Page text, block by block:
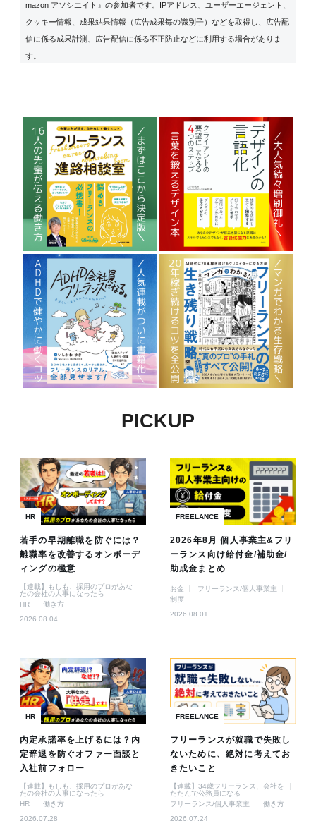
mazon アソシエイト』の参加者です。IPアドレス、ユーザーエージェント、
クッキー情報、成果結果情報（広告成果毎の識別子）などを取得し、広告配
信に係る成果計測、広告配信に係る不正防止などに利用する場合がありま
す。
PICKUP
HR
若手の早期離職を防ぐには？
離職率を改善するオンボーデ
ィングの極意
【連載】もしも、採用のプロがあな
たの会社の人事になったら
HR
働き方
2026.08.04
FREELANCE
2026年8月 個人事業主&フリ
ーランス向け給付金/補助金/
助成金まとめ
お金
フリーランス/個人事業主
制度
2026.08.01
HR
内定承諾率を上げるには？内
定辞退を防ぐオファー面談と
入社前フォロー
【連載】もしも、採用のプロがあな
たの会社の人事になったら
HR
働き方
2026.07.28
FREELANCE
フリーランスが就職で失敗し
ないために、絶対に考えてお
きたいこと
【連載】34歳フリーランス、会社を
たたんで公務員になる
フリーランス/個人事業主
働き方
2026.07.24